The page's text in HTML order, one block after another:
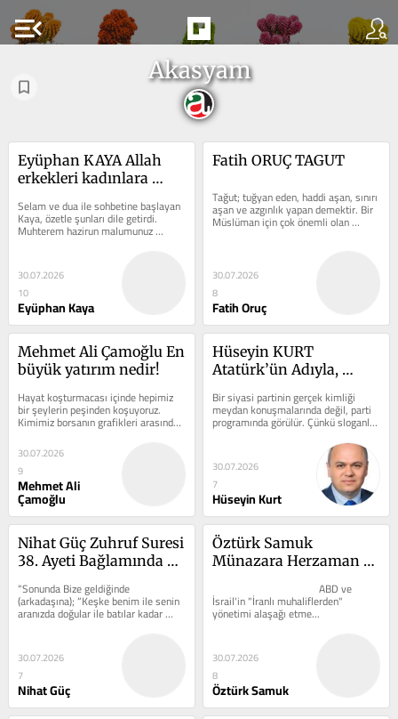
menu_open
Akasyam
Eyüphan KAYA Allah
erkekleri kadınlara
kıymetini bilene!
Selam ve dua ile sohbetine başlayan
Kaya, özetle şunları dile getirdi.
Muhterem hazirun malumunuz
30.07.2026
10
Eyüphan Kaya
Fatih ORUÇ TAGUT
Tağut; tuğyan eden, haddi aşan, sınırı
aşan ve azgınlık yapan demektir. Bir
Müslüman için çok önemli olan
Kelime-i Tevhid'i...
30.07.2026
8
Fatih Oruç
Mehmet Ali Çamoğlu En
büyük yatırım nedir!
Hayat koşturmacası içinde hepimiz
bir şeylerin peşinden koşuyoruz.
Kimimiz borsanın grafikleri arasında
kayboluyor, kimimiz altın...
30.07.2026
9
Mehmet Ali
Çamoğlu
Hüseyin KURT
Atatürk’ün Adıyla,
Temelleriyle
Oynanamaz
Bir siyasi partinin gerçek kimliği
meydan konuşmalarında değil, parti
programında görülür. Çünkü sloganlar
günü kurtarır, programlar...
30.07.2026
7
Hüseyin Kurt
Nihat Güç Zuhruf Suresi
38. Ayeti Bağlamında
Arkadaşlarımız
“Sonunda Bize geldiğinde
(arkadaşına); “Keşke benim ile senin
aranızda doğular ile batılar kadar
mesafe olsaydı. Ne kötü bir...
30.07.2026
7
Nihat Güç
Öztürk Samuk
Münazara Herzaman
ABD ve
İsrail'in "İranlı muhaliflerden"
yönetimi alaşağı etme...
30.07.2026
8
Öztürk Samuk